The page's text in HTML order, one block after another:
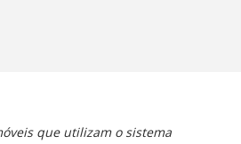
que utilizam o sistema